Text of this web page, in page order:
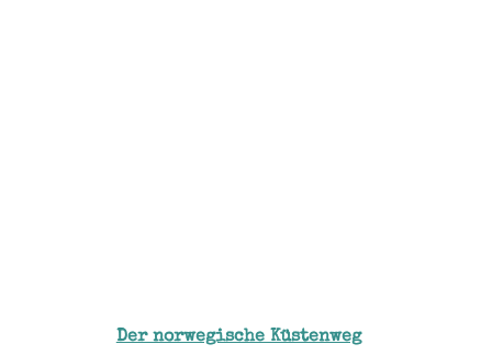
Der norwegische Küstenweg